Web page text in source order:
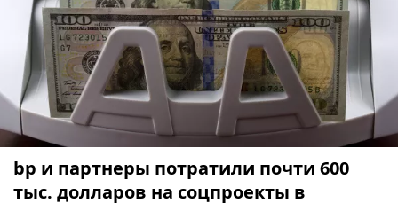
bp и партнеры потратили почти 600
тыс. долларов на соцпроекты в